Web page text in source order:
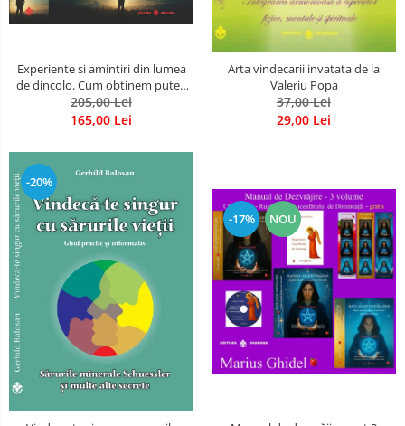
Experiente si amintiri din lumea
de dincolo. Cum obtinem puteri
extrasenzoriale - cu exercitii
205,00 Lei
165,00 Lei
Arta vindecarii invatata de la
Valeriu Popa
37,00 Lei
29,00 Lei
-20%
-17% NOU